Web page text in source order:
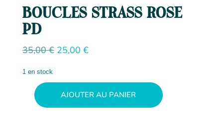
BOUCLES STRASS ROSE
PD
35,00€ Le
était :
35,00 €.
25,00 €Le
est :
25,00 €.
1 en stock
quantité
AJOUTER AU PANIER